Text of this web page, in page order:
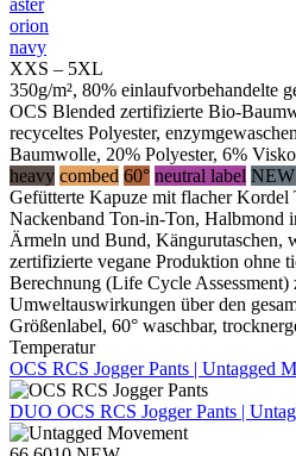
aster
orion
navy
XXS – 5XL
350g/m², 80% einlaufvorbehandelte
OCS Blended zertifizierte Bio-
recyceltes Polyester,
Baumwolle, 20% Polyester, 6%
heavy combed 60° neutral label
Gefütterte Kapuze mit flacher Kordel
Nackenband Ton-in-Ton, Halbmond
Ärmeln und Bund, Kängurutaschen,
zertifizierte vegane Produktion ohne
Berechnung (Life Cycle
Umweltauswirkungen über den
Größenlabel, 60° waschbar,
Temperatur
OCS RCS Jogger Pants | Untagged
DUO OCS RCS Jogger Pants |